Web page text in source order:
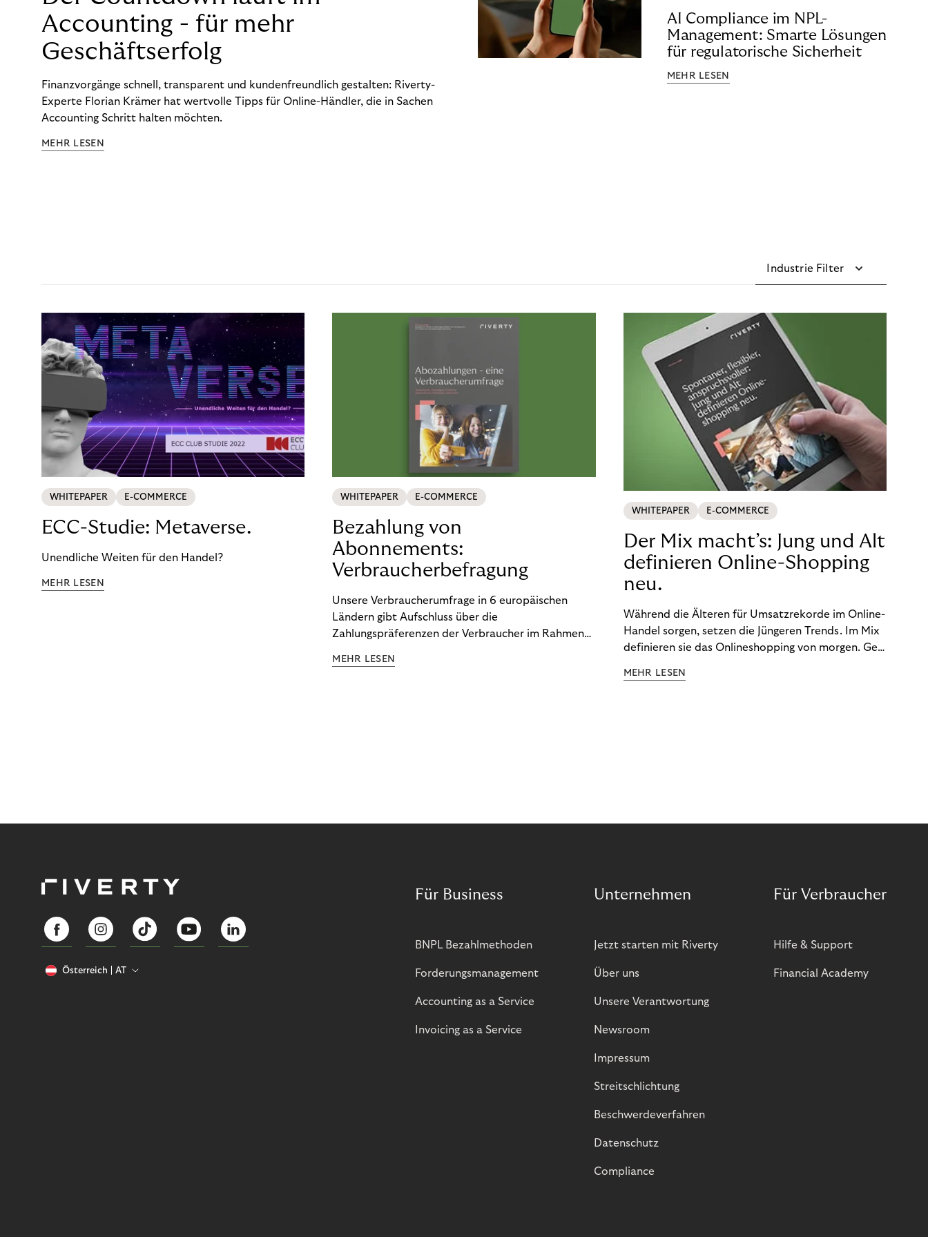
Accounting - für mehr
Geschäftserfolg
Finanzvorgänge schnell, transparent und kundenfreundlich gestalten: Riverty-
Experte Florian Krämer hat wertvolle Tipps für Online-Händler, die in Sachen
Accounting Schritt halten möchten.
MEHR LESEN
AI Compliance im NPL-
Management: Smarte Lösungen
für regulatorische Sicherheit
MEHR LESEN
Industrie Filter
WHITEPAPER E-COMMERCE
ECC-Studie: Metaverse.
Unendliche Weiten für den Handel?
MEHR LESEN
WHITEPAPER E-COMMERCE
Bezahlung von
Abonnements:
Verbraucherbefragung
Unsere Verbraucherumfrage in 6 europäischen
Ländern gibt Aufschluss über die
Zahlungspräferenzen der Verbraucher im Rahmen
Ergebnisse, um zu erfahren, wie Sie
MEHR LESEN
WHITEPAPER E-COMMERCE
Der Mix macht’s: Jung und Alt
definieren Online-Shopping
neu.
Während die Älteren für Umsatzrekorde im Online-
Handel sorgen, setzen die Jüngeren Trends. Im Mix
definieren sie das Onlineshopping von morgen. Gen
gemeinsame Leidenschaft - allerdings
MEHR LESEN
Österreich AT
Für Business
BNPL Bezahlmethoden
Forderungsmanagement
Accounting as a Service
Invoicing as a Service
Unternehmen
Jetzt starten mit Riverty
Über uns
Unsere Verantwortung
Newsroom
Impressum
Streitschlichtung
Beschwerdeverfahren
Datenschutz
Compliance
Für Verbraucher
Hilfe & Support
Financial Academy